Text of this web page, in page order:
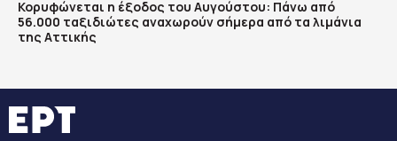
Κορυφώνεται η έξοδος του Αυγούστου: Πάνω από
56.000 ταξιδιώτες αναχωρούν σήμερα από τα λιμάνια
της Αττικής